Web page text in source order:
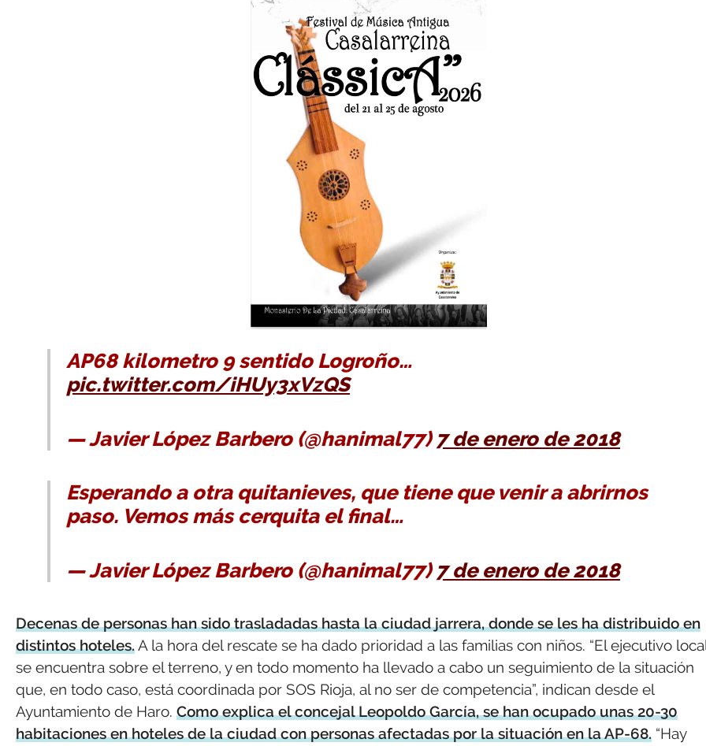
AP68 kilometro 9 sentido Logroño…
pic.twitter.com/iHUy3xVzQS
— Javier López Barbero (@hanimal77) 7 de enero de 2018
Esperando a otra quitanieves, que tiene que venir a abrirnos
paso. Vemos más cerquita el final…
— Javier López Barbero (@hanimal77) 7 de enero de 2018
Decenas de personas han sido trasladadas hasta la ciudad jarrera, donde se les ha distribuido en
distintos hoteles.A la hora del rescate se ha dado prioridad a las familias con niños. “El ejecutivo
se encuentra sobre el terreno, y en todo momento ha llevado a cabo un seguimiento de la situación
que, en todo caso, está coordinada por SOS Rioja, al no ser de competencia”, indican desde el
Ayuntamiento de Haro. Como explica el concejal Leopoldo García, se han ocupado unas 20-30
habitaciones en hoteles de la ciudad con personas afectadas por la situación en la AP-68. “Hay